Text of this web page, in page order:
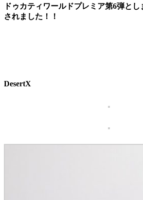
ドゥカティワールドプレミア第6弾と
されました！！
DesertX